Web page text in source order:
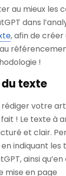
au mieux les
dans
, afin de
!
texte
votre
! Le texte à
et clair.
indiquant les
ainsi
mise en page